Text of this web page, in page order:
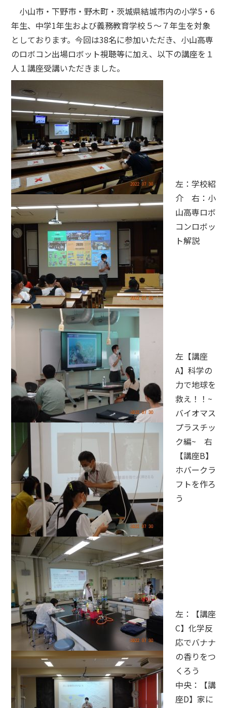
小山市・下野市・野木町・茨城県結城市内の小学5・6
年生、中学1年生および義務教育学校５～７年生を対象
としております。今回は38名に参加いただき、小山高専
のロボコン出場ロボット視聴等に加え、以下の講座を１
人１講座受講いただきました。
左：学校紹
介 右：小
山高専ロボ
コンロボッ
ト解説
左【講座
A】科学の
力で地球を
救え！！~
バイオマス
プラスチッ
ク編~ 右
【講座B】
ホバークラ
フトを作ろ
う
左：【講座
C】化学反
応でバナナ
の香りをつ
くろう
中央：【講
座D】家に